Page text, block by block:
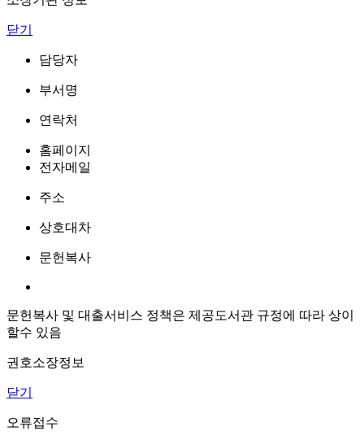
닫기
담당자
부서명
연락처
홈페이지
전자메일
주소
상호대차
문헌복사
문헌복사 및 대출서비스 정책은 제공도서관 규정에 따라 상이
할수 있음
권호소장정보
닫기
오류접수